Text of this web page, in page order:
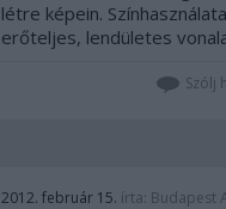
létre képein.
erőteljes, lendületes
az áramlásból emelkednek
Szólj
2012. február 15. írta: Budapest